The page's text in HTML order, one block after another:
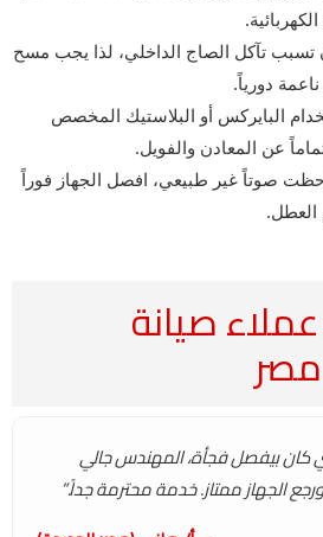
تسبب تآكل الصاج الداخلي، لذا يجب مسح
دورياً.
البايركس أو البلاستيك المخصص
عن المعادن والفويل.
صوتاً غير طبيعي، افصل الجهاز فوراً
العطل.
صيانة
كان بيفصل فجأة، المهندس جالي
الجهاز ممتاز. خدمة محترمة جداً.”